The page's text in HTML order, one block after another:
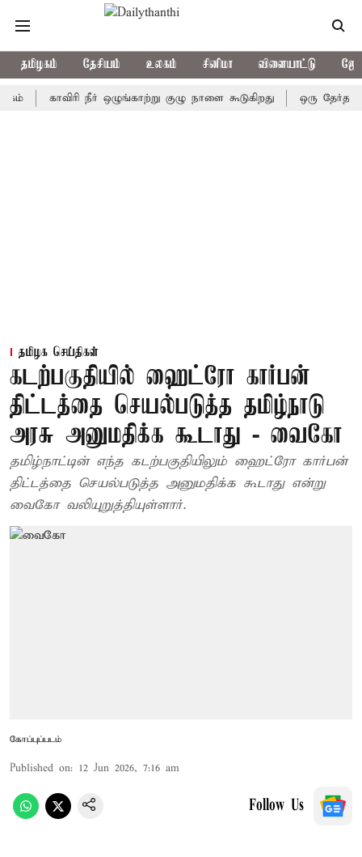
தமிழகம் தேசியம் உலகம் சினிமா விளையாட்டு
காவிரி நீர் ஒழுங்காற்று குழு நாளை கூடுகிறது ஒரு தேர்தலில்கூட
தமிழக செய்திகள்
கடற்பகுதியில் ஹைட்ரோ கார்பன்
திட்டத்தை செயல்படுத்த தமிழ்நாடு
அரசு அனுமதிக்க கூடாது - வைகோ
தமிழ்நாட்டின் எந்த கடற்பகுதியிலும் ஹைட்ரோ கார்பன்
திட்டத்தை செயல்படுத்த அனுமதிக்க கூடாது என்று
வைகோ வலியுறுத்தியுள்ளார்.
கோப்புப்படம்
Published on: 12 Jun 2026, 7:16 am
Follow Us